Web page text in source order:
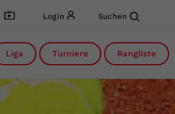
Login Suchen
Liga Turniere Rangliste